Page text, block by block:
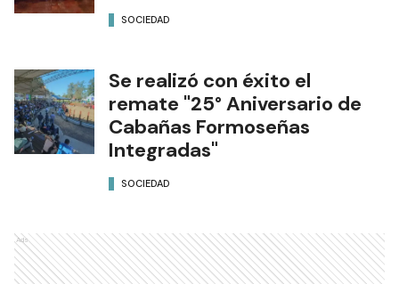
SOCIEDAD
Se realizó con éxito el
remate "25° Aniversario de
Cabañas Formoseñas
Integradas"
SOCIEDAD
Ads